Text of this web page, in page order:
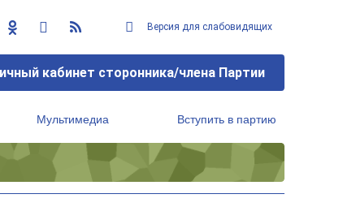
Версия для слабовидящих
кабинет сторонника/члена Партии
Мультимедиа Вступить в партию